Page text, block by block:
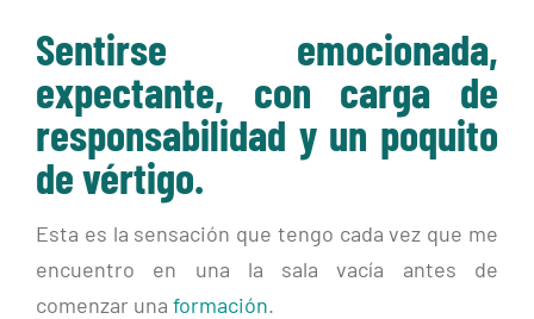
Sentirse emocionada,
expectante, con carga de
responsabilidad y un poquito
de vértigo.
Esta es la sensación que tengo cada vez que me
encuentro en una la sala vacía antes de
comenzar una formación.